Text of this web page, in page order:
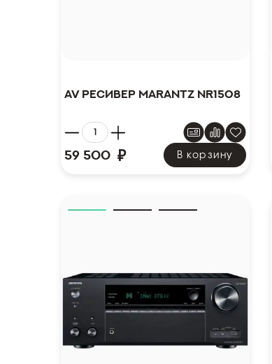
AV ресивер Marantz NR1508
59 500 ₽ В корзину